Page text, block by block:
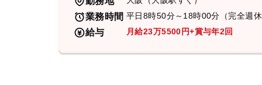
業務時間 平日8時50分～18時00分（完全週休
給与 月給23万5500円+賞与年2回